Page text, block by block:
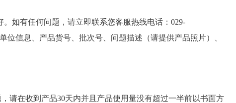
如有任何问题，请立即联系您客服热线电话：029-
位信息、产品货号、批次号、问题描述（请提供产品照片）、
请在收到产品30天内并且产品使用量没有超过一半前以书面方